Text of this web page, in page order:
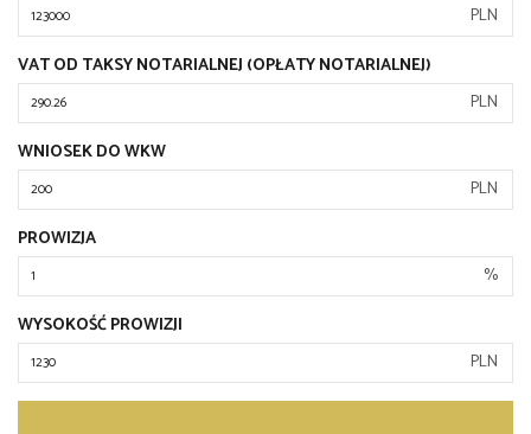
PLN
VAT OD TAKSY NOTARIALNEJ (OPŁATY NOTARIALNEJ)
PLN
WNIOSEK DO WKW
PLN
PROWIZJA
%
WYSOKOŚĆ PROWIZJI
PLN